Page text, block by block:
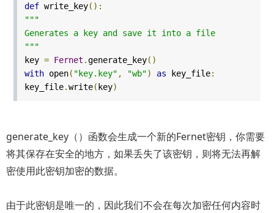
defwrite_key():
"""
Generates a key and save it into a file
"""
key = Fernet .generate_key()
withopen( "key.key" , "wb") as key_file:
key_file.write( key)
generate_key（）函数会生成一个新的Fernet密钥，你需要
将其保存在安全的地方，如果丢失了该密钥，则将无法再解
密使用此密钥加密的数据。
由于此密钥是唯一的，因此我们不会在每次加密任何内容时